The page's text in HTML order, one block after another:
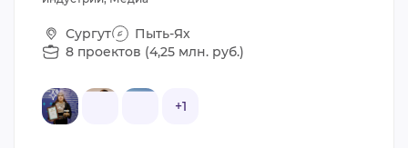
Сургут
Пыть-Ях
8 проектов (4,25 млн. руб.)
+1